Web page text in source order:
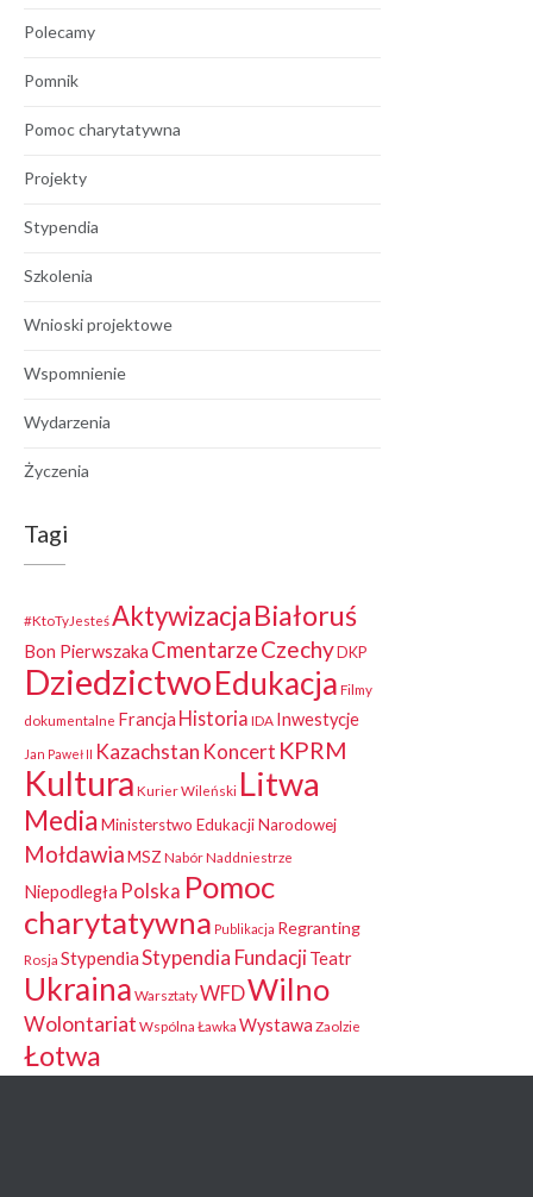
Polecamy
Pomnik
Pomoc charytatywna
Projekty
Stypendia
Szkolenia
Wnioski projektowe
Wspomnienie
Wydarzenia
Życzenia
Tagi
#KtoTyJesteśAktywizacjaBiałoruś
Bon Pierwszaka CmentarzeCzechy DKP
DziedzictwoEdukacja Filmy
dokumentalne Francja Historia IDA Inwestycje
Jan Paweł II Kazachstan Koncert KPRM
Kultura Kurier Wileński Litwa
MediaMinisterstwo Edukacji Narodowej
MołdawiaMSZ NabórNaddniestrze
Niepodległa Polska Pomoc
charytatywna Publikacja Regranting
Rosja StypendiaStypendia FundacjiTeatr
Ukraina WarsztatyWFDWilno
Wolontariat Wspólna Ławka Wystawa Zaolzie
Łotwa